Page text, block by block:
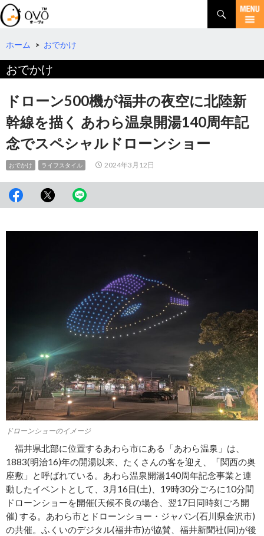
検
索
コ
テ
ツ
へ
ホーム > おでかけ
おでかけ
ドローン500機が福井の夜空に北陸新
幹線を描く あわら温泉開湯140周年記
念でスペシャルドローンショー
おでかけ ライフスタイル 2024年3月12日
ドローンショーのイメージ
福井県北部に位置するあわら市にある「あわら温泉」は、
1883(明治16)年の開湯以来、たくさんの客を迎え、「関西の奥
座敷」と呼ばれている。あわら温泉開湯140周年記念事業と連
動したイベントとして、3月16日(土)、19時30分ごろに10分間
ドローンショーを開催(天候不良の場合、翌17日同時刻ごろ開
催) する。あわら市とドローンショー・ジャパン(石川県金沢市)
の共催。ふくいのデジタル(福井市)が協賛、福井新聞社(同)が後